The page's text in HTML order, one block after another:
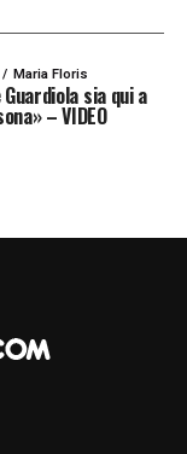
Maria Floris
sia qui a
– VIDEO